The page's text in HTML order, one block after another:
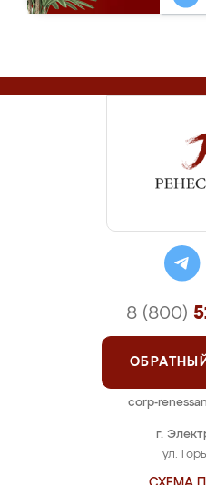
г.
ул.
8 (800)
corp-